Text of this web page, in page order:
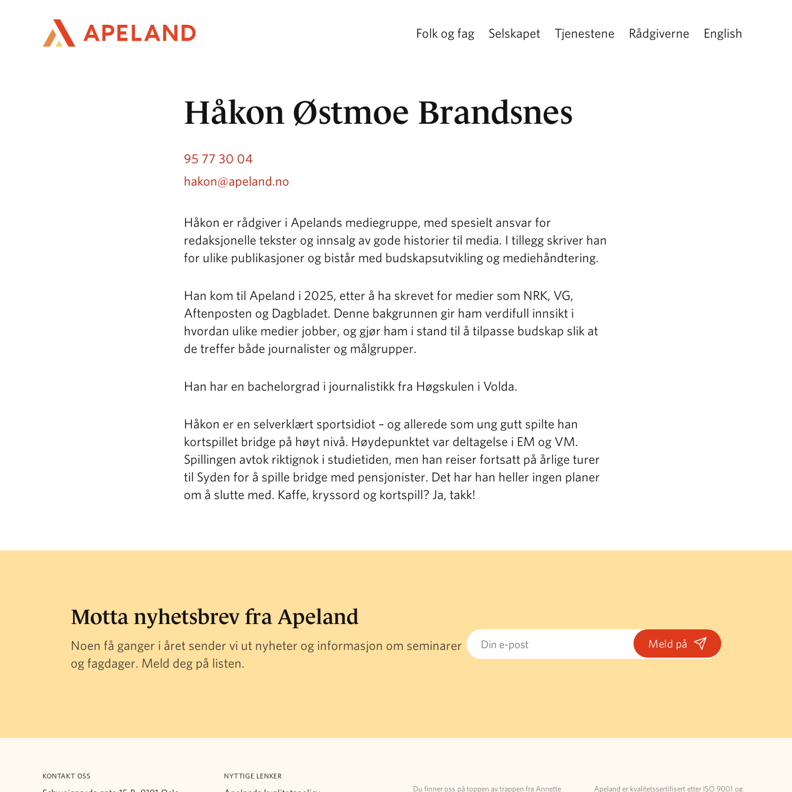
hovedinnhold
Folk og fag Selskapet Tjenestene Rådgiverne English
Håkon Østmoe Brandsnes
95 77 30 04
hakon@apeland.no
Håkon er rådgiver i Apelands mediegruppe, med spesielt ansvar for
redaksjonelle tekster og innsalg av gode historier til media. I tillegg skriver han
for ulike publikasjoner og bistår med budskapsutvikling og mediehåndtering.
Han kom til Apeland i 2025, etter å ha skrevet for medier som NRK, VG,
Aftenposten og Dagbladet. Denne bakgrunnen gir ham verdifull innsikt i
hvordan ulike medier jobber, og gjør ham i stand til å tilpasse budskap slik at
de treffer både journalister og målgrupper.
Han har en bachelorgrad i journalistikk fra Høgskulen i Volda.
Håkon er en selverklært sportsidiot – og allerede som ung gutt spilte han
kortspillet bridge på høyt nivå. Høydepunktet var deltagelse i EM og VM.
Spillingen avtok riktignok i studietiden, men han reiser fortsatt på årlige turer
til Syden for å spille bridge med pensjonister. Det har han heller ingen planer
om å slutte med. Kaffe, kryssord og kortspill? Ja, takk!
Motta nyhetsbrev fra Apeland
Noen få ganger i året sender vi ut nyheter og informasjon om seminarer
og fagdager. Meld deg på listen.
Email
KONTAKT OSS NYTTIGE LENKER
Du finner oss på toppen av trappen fra Annette Apeland er kvalitetssertifisert etter ISO 9001 og